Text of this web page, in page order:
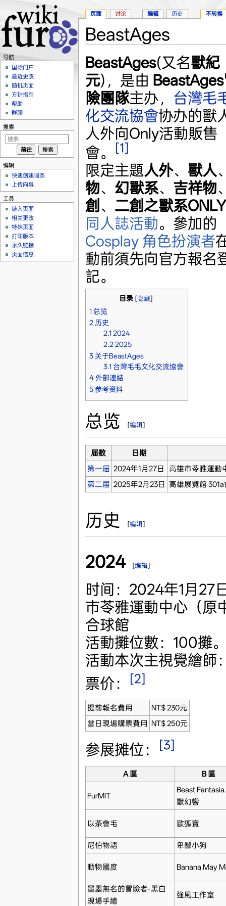
BeastAges
BeastAges(又名獸紀
元)，是由
險團隊主办， 台灣毛
化交流協會协办的獸
人外向Only活動販售
會。
[1]
限定主題人外、 獸人
物、 幻獸系、 吉祥物
創 、 二創之獸系ONLY
同人誌活動。參加的
Cosplay 角色扮演者
動前須先向官方報名
記。
目录[隐藏]
1 总览
2 历史
2.1 2024
2.22025
3 关于BeastAges
3.1 台灣毛毛文化交流協會
4 外部連結
5 参考资料
总览 [编辑]
届数
日期
第一届 2024年1月27日
高雄市苓雅運動
第二届 2025年2月23日 高雄展覽館
历史 [编辑]
2024 [编辑]
时间：2024年1月27
市苓雅運動中心（原
合球館
活動攤位數：100攤
活動本次主視覺繪師
票价：
[2]
提前報名費用
NT$ 230元
當日現場購票費用 NT$ 250元
参展摊位： [3]
A 區 B 區
FurMIT
Beast
獸幻響
以茶會毛 歐狐寶
尼伯物語 卑鄙小狗
動物國度 Banana May
墨墨無名的冒險者-黑白
現場手繪
強風工作室
页面 讨论 编辑 历史 不转换
导航
国际门户
最近更改
随机页面
方针指引
帮助
群聊
搜索
编辑
快速创建词条
上传向导
工具
链入页面
相关更改
特殊页面
打印版本
永久链接
页面信息